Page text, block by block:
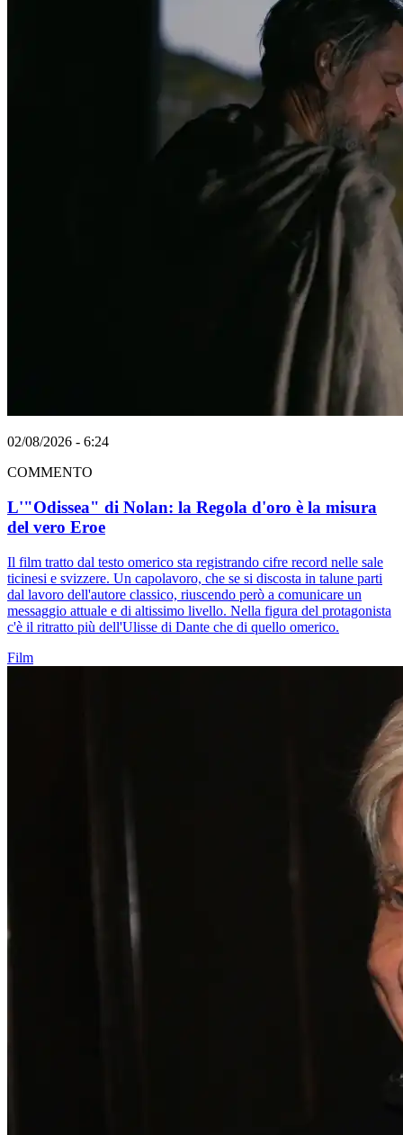
02/08/2026 - 6:24
COMMENTO
L'"Odissea" di Nolan: la Regola d'oro è la misura
del vero Eroe
Il film tratto dal testo omerico sta registrando cifre record nelle sale
ticinesi e svizzere. Un capolavoro, che se si discosta in talune parti
dal lavoro dell'autore classico, riuscendo però a comunicare un
messaggio attuale e di altissimo livello. Nella figura del protagonista
c'è il ritratto più dell'Ulisse di Dante che di quello omerico.
Film